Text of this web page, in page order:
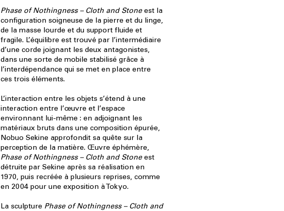
Phase of Nothingness – Cloth and Stoneest la
configuration soigneuse de la pierre et du linge,
de la masse lourde et du support fluide et
fragile. L’équilibre est trouvé par l’intermédiaire
d’une corde joignant les deux antagonistes,
dans une sorte de mobile stabilisé grâce à
l’interdépendance qui se met en place entre
ces trois éléments.
L’interaction entre les objets s’étend à une
interaction entre l’œuvre et l’espace
environnant lui-même : en adjoignant les
matériaux bruts dans une composition épurée,
Nobuo Sekine approfondit sa quête sur la
perception de la matière. Œuvre éphémère,
Phase of Nothingness – Cloth and Stoneest
détruite par Sekine après sa réalisation en
1970, puis recréée à plusieurs reprises, comme
en 2004 pour une exposition à Tokyo.
La sculpture Phase of Nothingness – Cloth and